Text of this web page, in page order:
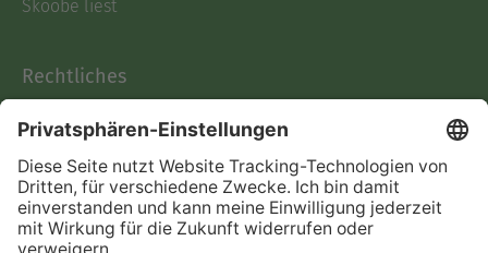
Skoobe liest
Rechtliches
AGB
Informationen nach Data
Act
Verträge hier kündigen